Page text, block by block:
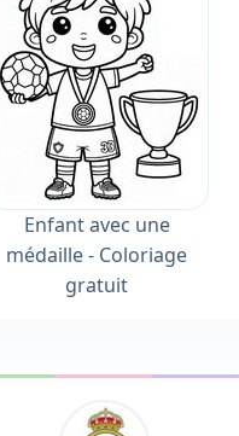
Enfant avec une
médaille - Coloriage
gratuit